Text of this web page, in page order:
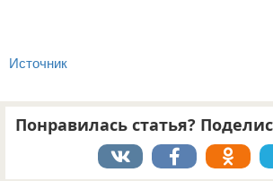
Источник
Понравилась статья?